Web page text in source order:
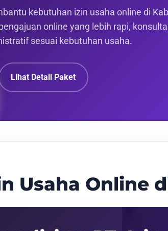
kebutuhan izin usaha online di
online yang lebih rapi,
sesuai kebutuhan usaha.
Lihat Detail Paket
Usaha Online